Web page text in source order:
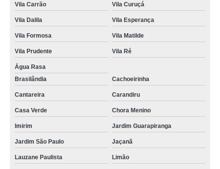
Vila Carrão Vila Curuçá
Vila Dalila Vila Esperança
Vila Formosa Vila Matilde
Vila Prudente Vila Ré
Água Rasa
Brasilândia
Cachoeirinha
Cantareira Carandiru
Casa Verde Chora Menino
Imirim Jardim Guarapiranga
Jardim São Paulo Jaçanã
Lauzane Paulista Limão